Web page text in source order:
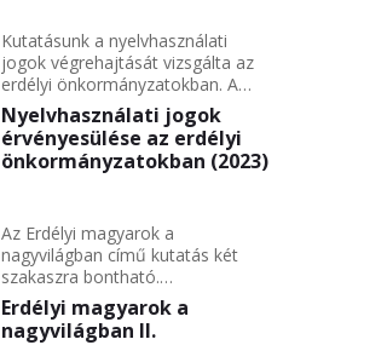
Nyelvhasználati jogok
érvényesülése az erdélyi
önkormányzatokban (2023)
Kutatásunk a nyelvhasználati
jogok végrehajtását vizsgálta az
erdélyi önkormányzatokban. A…
Erdélyi magyarok a
nagyvilágban II.
Az Erdélyi magyarok a
nagyvilágban című kutatás két
szakaszra bontható.…